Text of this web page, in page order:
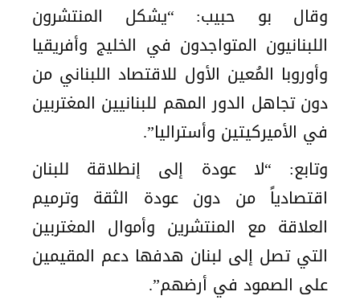
وقال بو حبيب: “يشكل المنتشرون
اللبنانيون المتواجدون في الخليج وأفريقيا
وأوروبا المُعين الأول للاقتصاد اللبناني من
دون تجاهل الدور المهم للبنانيين المغتربين
في الأميركيتين وأستراليا”.
وتابع: “لا عودة إلى إنطلاقة للبنان
اقتصادياً من دون عودة الثقة وترميم
العلاقة مع المنتشرين وأموال المغتربين
التي تصل إلى لبنان هدفها دعم المقيمين
على الصمود في أرضهم”.